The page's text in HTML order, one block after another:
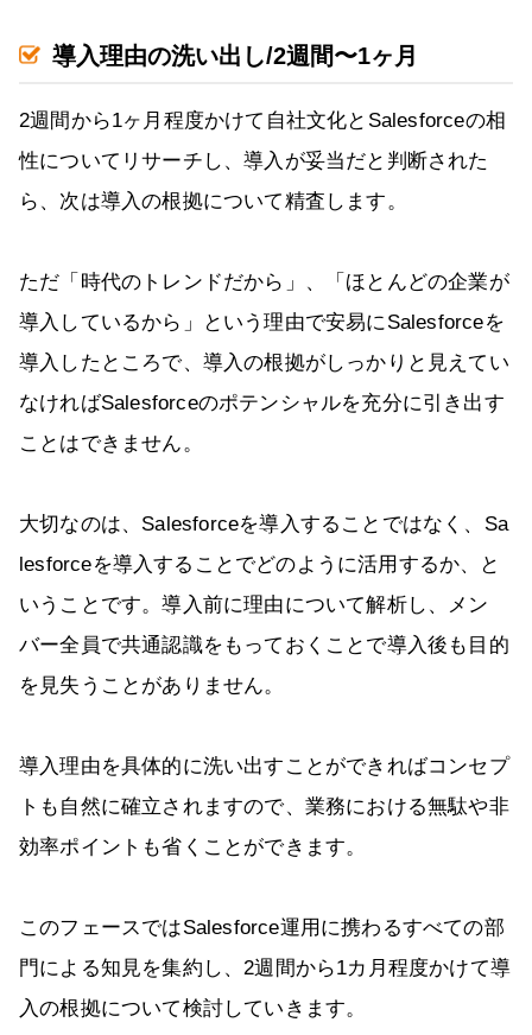
導入理由の洗い出し/2週間〜1ヶ月
2週間から1ヶ月程度かけて自社文化とSalesforceの相
性についてリサーチし、導入が妥当だと判断された
ら、次は導入の根拠について精査します。
ただ「時代のトレンドだから」、「ほとんどの企業が
導入しているから」という理由で安易にSalesforceを
導入したところで、導入の根拠がしっかりと見えてい
なければSalesforceのポテンシャルを充分に引き出す
ことはできません。
大切なのは、Salesforceを導入することではなく、Sa
lesforceを導入することでどのように活用するか、と
いうことです。導入前に理由について解析し、メン
バー全員で共通認識をもっておくことで導入後も目的
を見失うことがありません。
導入理由を具体的に洗い出すことができればコンセプ
トも自然に確立されますので、業務における無駄や非
効率ポイントも省くことができます。
このフェースではSalesforce運用に携わるすべての部
門による知見を集約し、2週間から1カ月程度かけて導
入の根拠について検討していきます。